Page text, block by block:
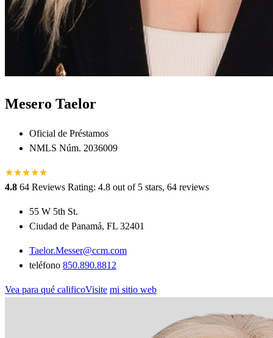
Mesero Taelor
Oficial de Préstamos
NMLS Núm. 2036009
★★★★★
★
4.8 64 Reviews Rating: 4.8 out of 5 stars, 64 reviews
55 W 5th St.
Ciudad de Panamá, FL 32401
Taelor.Messer@ccm.com
teléfono 850.890.8812
Vea para qué calificoVisite mi sitio web